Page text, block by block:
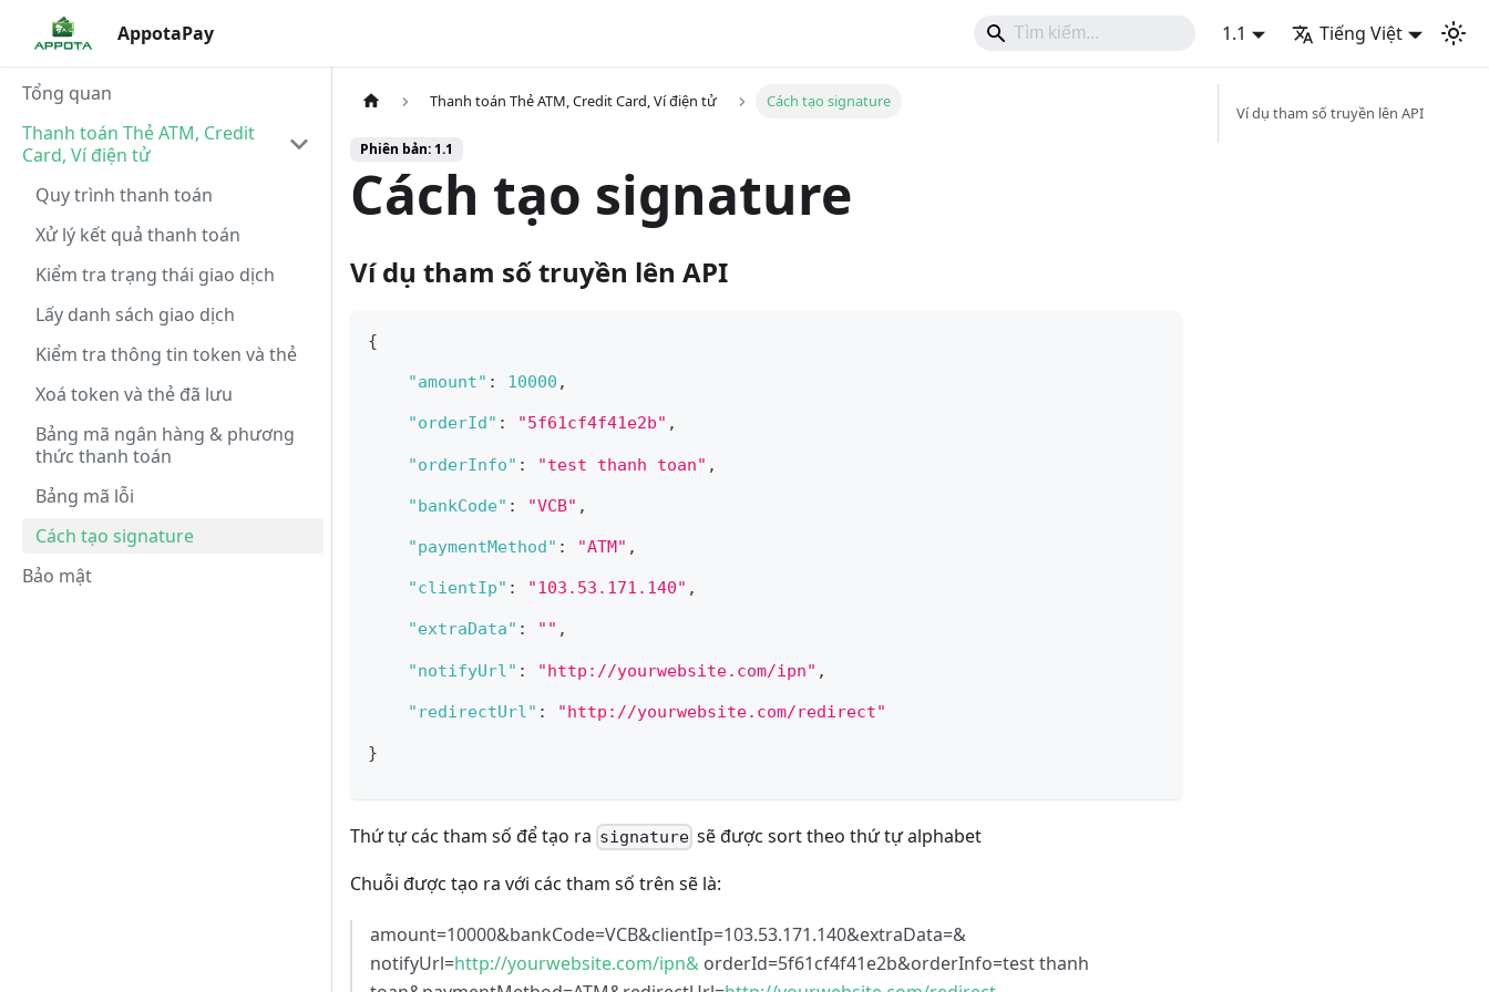
AppotaPay 1.1 Tiếng Việt
Tổng quan
Thanh toán Thẻ ATM, Credit
Card, Ví điện tử
Quy trình thanh toán
Xử lý kết quả thanh toán
Kiểm tra trạng thái giao dịch
Lấy danh sách giao dịch
Kiểm tra thông tin token và thẻ
Xoá token và thẻ đã lưu
Bảng mã ngân hàng & phương
thức thanh toán
Bảng mã lỗi
Cách tạo signature
Bảo mật
Thanh toán Thẻ ATM, Credit Card, Ví điện tử Cách tạo signature
Phiên bản: 1.1
Cách tạo signature
Ví dụ tham số truyền lên API
{
"amount" : 10000 ,
"orderId" : "5f61cf4f41e2b" ,
"orderInfo" : "test thanh toan" ,
"bankCode" : "VCB" ,
"paymentMethod" : "ATM" ,
"clientIp" : "103.53.171.140" ,
"extraData" : "" ,
"notifyUrl" : "http://yourwebsite.com/ipn" ,
"redirectUrl" : "http://yourwebsite.com/redirect"
}
Thứ tự các tham số để tạo ra signature sẽ được sort theo thứ tự alphabet
Chuỗi được tạo ra với các tham số trên sẽ là:
amount=10000&bankCode=VCB&clientIp=103.53.171.140&extraData=&
notifyUrl=http://yourwebsite.com/ipn& orderId=5f61cf4f41e2b&orderInfo=test thanh
Ví dụ tham số truyền lên API